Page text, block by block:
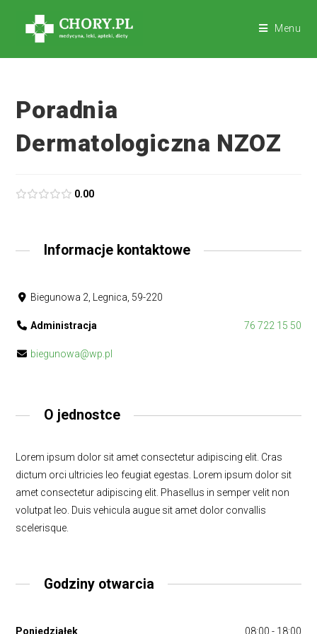
Menu
Poradnia
Dermatologiczna NZOZ
0.00
Informacje kontaktowe
Biegunowa 2, Legnica, 59-220
Administracja 76 722 15 50
biegunowa@wp.pl
O jednostce
Lorem ipsum dolor sit amet consectetur adipiscing elit. Cras
dictum orci ultricies leo feugiat egestas. Lorem ipsum dolor sit
amet consectetur adipiscing elit. Phasellus in semper velit non
volutpat leo. Duis vehicula augue sit amet dolor convallis
scelerisque.
Godziny otwarcia
Poniedziałek 08:00 - 18:00